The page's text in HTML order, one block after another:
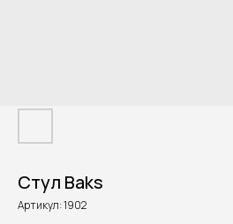
Стул Baks
Артикул:1902